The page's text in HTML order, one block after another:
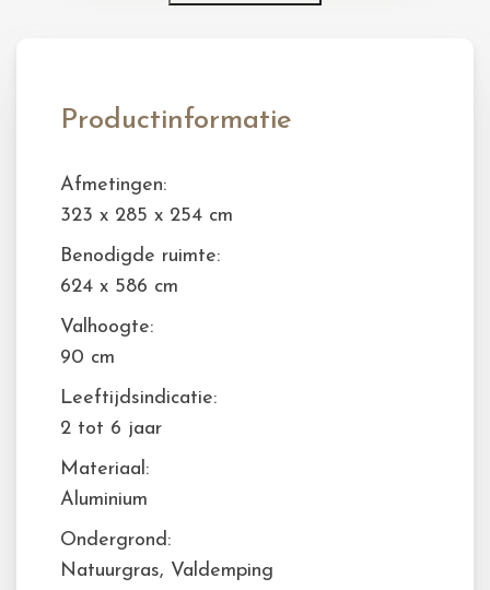
Productinformatie
Afmetingen:
323 x 285 x 254 cm
Benodigde ruimte:
624 x 586 cm
Valhoogte:
90 cm
Leeftijdsindicatie:
2 tot 6 jaar
Materiaal:
Aluminium
Ondergrond:
Natuurgras, Valdemping